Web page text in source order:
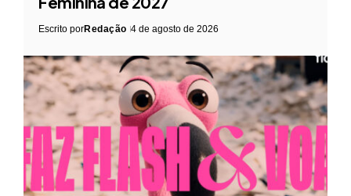
Escrito porRedação 4 de agosto de 2026